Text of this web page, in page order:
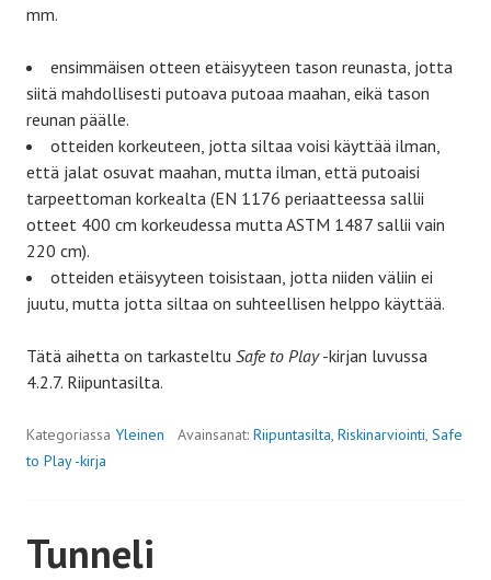
mm.
ensimmäisen otteen etäisyyteen tason reunasta, jotta
siitä mahdollisesti putoava putoaa maahan, eikä tason
reunan päälle.
otteiden korkeuteen, jotta siltaa voisi käyttää ilman,
että jalat osuvat maahan, mutta ilman, että putoaisi
tarpeettoman korkealta (EN 1176 periaatteessa sallii
otteet 400 cm korkeudessa mutta ASTM 1487 sallii vain
220 cm).
otteiden etäisyyteen toisistaan, jotta niiden väliin ei
juutu, mutta jotta siltaa on suhteellisen helppo käyttää.
Tätä aihetta on tarkasteltu Safe to Play-kirjan luvussa
4.2.7. Riipuntasilta.
Kategoriassa Yleinen Avainsanat: Riipuntasilta, Riskinarviointi, Safe
to Play -kirja
Tunneli